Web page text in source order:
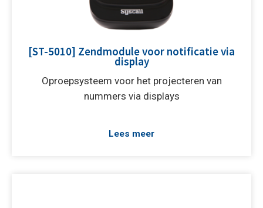
[ST-5010] Zendmodule voor notificatie via
display
Oproepsysteem voor het projecteren van
nummers via displays
Lees meer